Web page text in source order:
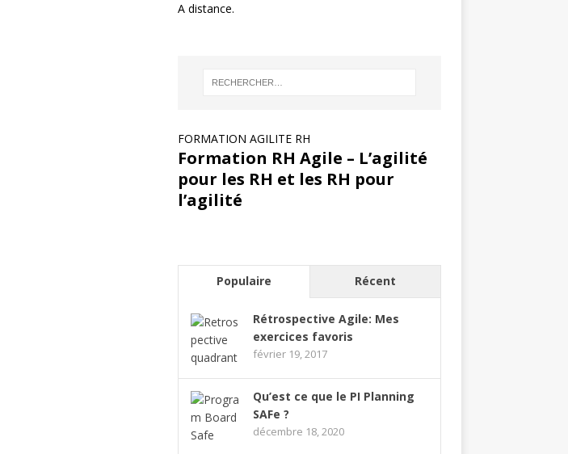
A distance.
FORMATION AGILITE RH
Formation RH Agile – L’agilité
pour les RH et les RH pour
l’agilité
Populaire Récent
Rétrospective Agile: Mes
exercices favoris
février 19, 2017
Qu’est ce que le PI Planning
SAFe ?
décembre 18, 2020